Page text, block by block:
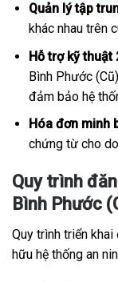
Quản lý tập
khác nhau trên
Hỗ trợ kỹ thuật
Bình Phước
đảm bảo hệ
Hóa đơn minh
chứng từ cho
Quy trình
Bình Phước
Quy trình triển
hữu hệ thống an